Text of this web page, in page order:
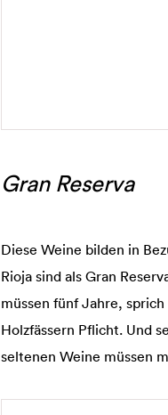
Gran Reserva
Diese Weine bilden in
Rioja sind als Gran
müssen fünf Jahre,
Holzfässern Pflicht. Und
seltenen Weine müssen